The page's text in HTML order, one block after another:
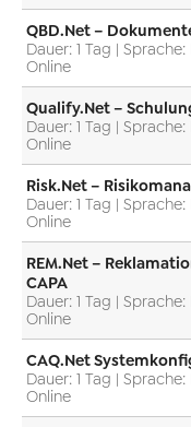
QBD.Net –
Dauer: 1 Tag |
Online
Qualify.Net –
Dauer: 1 Tag |
Online
Risk.Net –
Dauer: 1 Tag |
Online
REM.Net –
CAPA
Dauer: 1 Tag |
Online
CAQ.Net
Dauer: 1 Tag |
Online